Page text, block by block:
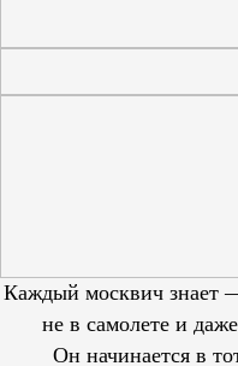
Каждый москвич знает
не в самолете и
Он начинается в